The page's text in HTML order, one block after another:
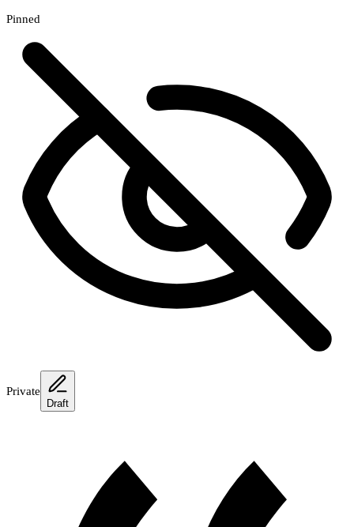
Pinned
Private
Draft